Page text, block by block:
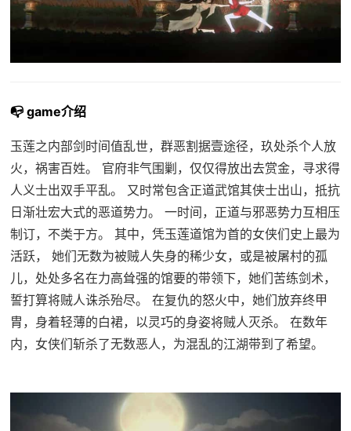
📭 game介绍
玉莲之内部剑时间值乱世，群恶割据壹途径，玖处杀个人放
火，祸害百姓。 官府非气围剿，仅仅得放出去赏金，寻求得
人义士出双手平乱。 又时常包含正道武馆其侠士出山，抵抗
日渐壮宏大式的恶道势力。 一时间，正道与邪恶势力互相压
制订，不类于方。 其中，凭玉莲道馆为首的女侠们史上最为
活跃， 她们无数为被贼人失身的稀少女，或是被屠村的孤
儿，处处多名在力高耸强的馆要的带领下，她们苦练剑术，
誓打算将贼人诛杀殆尽。 在复仇的怒火中，她们放弃终甲
胄，身着轻薄的白裙，以灵巧的身姿将贼人灭杀。 在数年
内，女侠们斩杀了无数恶人，为混乱的江湖带到了希望。